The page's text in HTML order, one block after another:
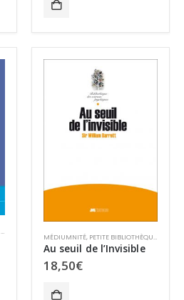
MÉDIUMNITÉ, PETITE BIBLIOTHÈQUE DES SCIENCES PSYCHIQUES
Au seuil de l’Invisible
18,50€